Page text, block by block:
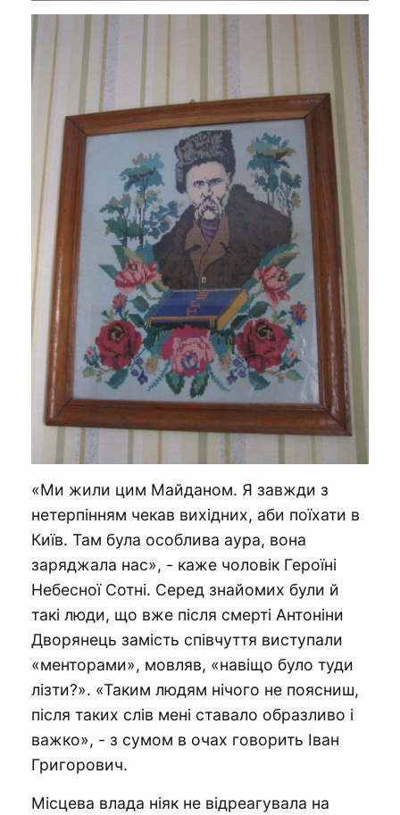
«Ми жили цим Майданом. Я завжди з
нетерпінням чекав вихідних, аби поїхати в
Київ. Там була особлива аура, вона
заряджала нас», - каже чоловік Героїні
Небесної Сотні. Серед знайомих були й
такі люди, що вже після смерті Антоніни
Дворянець замість співчуття виступали
«менторами», мовляв, «навіщо було туди
лізти?». «Таким людям нічого не поясниш,
після таких слів мені ставало образливо і
важко», - з сумом в очах говорить Іван
Григорович.
Місцева влада ніяк не відреагувала на